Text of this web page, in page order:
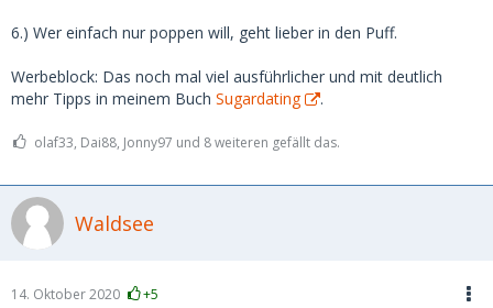
6.) Wer einfach nur poppen will, geht lieber in den Puff.
Werbeblock: Das noch mal viel ausführlicher und mit deutlich
mehr Tipps in meinem Buch Sugardating .
olaf33, Dai88, Jonny97 und 8 weiteren gefällt das.
Waldsee
14. Oktober 2020 +5